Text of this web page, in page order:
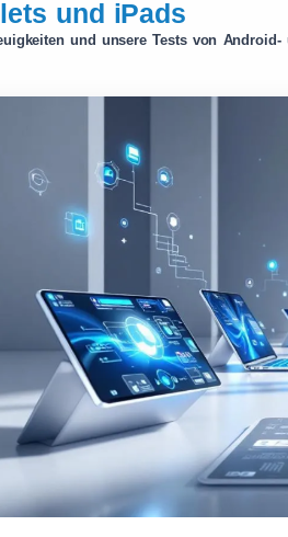
und iPads
und unsere Tests von Android-